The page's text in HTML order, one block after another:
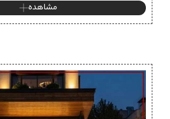
مشاهده